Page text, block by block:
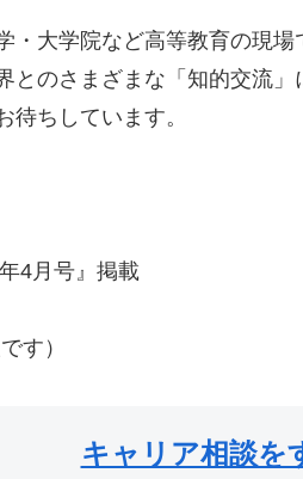
大学院など高等教育の現
とのさまざまな「知的交流
待ちしています。
4月号』掲載
す）
キャリア相談を